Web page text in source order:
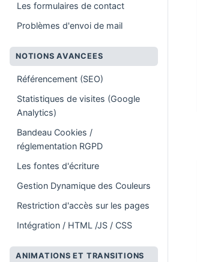
Les formulaires de contact
Problèmes d'envoi de mail
NOTIONS AVANCEES
Référencement (SEO)
Statistiques de visites (Google
Analytics)
Bandeau Cookies /
réglementation RGPD
Les fontes d'écriture
Gestion Dynamique des Couleurs
Restriction d'accès sur les pages
Intégration / HTML /JS / CSS
ANIMATIONS ET TRANSITIONS